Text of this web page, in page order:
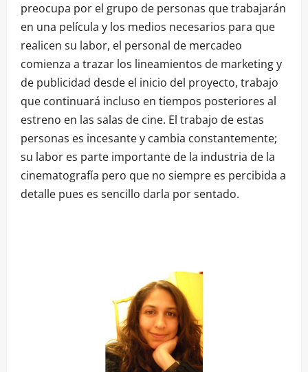
preocupa por el grupo de personas que trabajarán
en una película y los medios necesarios para que
realicen su labor, el personal de mercadeo
comienza a trazar los lineamientos de marketing y
de publicidad desde el inicio del proyecto, trabajo
que continuará incluso en tiempos posteriores al
estreno en las salas de cine. El trabajo de estas
personas es incesante y cambia constantemente;
su labor es parte importante de la industria de la
cinematografía pero que no siempre es percibida a
detalle pues es sencillo darla por sentado.